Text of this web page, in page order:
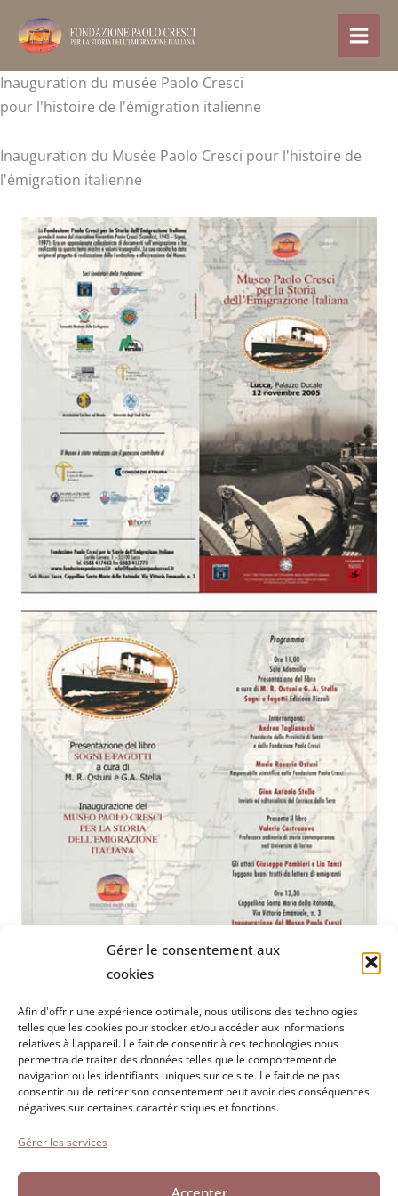
Gérer le consentement aux
cookies
Afin d'offrir une expérience optimale, nous utilisons des technologies
telles que les cookies pour stocker et/ou accéder aux informations
relatives à l'appareil. Le fait de consentir à ces technologies nous
permettra de traiter des données telles que le comportement de
navigation ou les identifiants uniques sur ce site. Le fait de ne pas
consentir ou de retirer son consentement peut avoir des conséquences
négatives sur certaines caractéristiques et fonctions.
Gérer les services
Accepter
contenu
Inauguration du musée Paolo Cresci
pour l'histoire de l'émigration italienne
Inauguration du Musée Paolo Cresci pour l'histoire de
l'émigration italienne
Fondation Paolo Crescipour l'histoire de l'émigration
italienne
Cortile Carrara, 1 - 55100 Lucca
Tel 0583 417483/4 ; Fax 0583 417770
Accessibilité
Politique en matière de cookies